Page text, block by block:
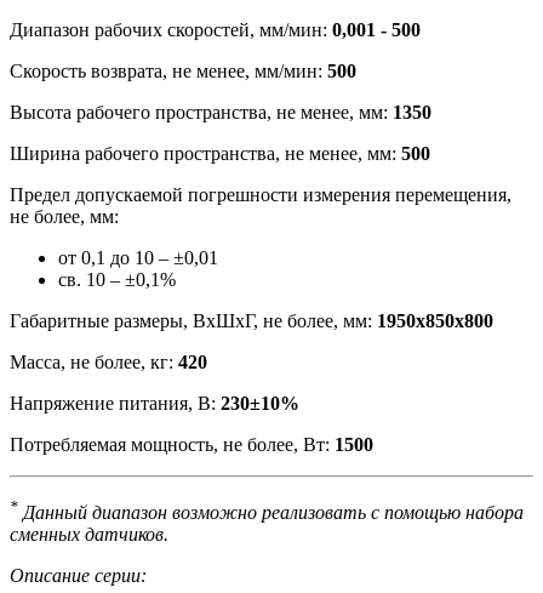
Диапазон рабочих скоростей, мм/мин: 0,001 - 500
Скорость возврата, не менее, мм/мин: 500
Высота рабочего пространства, не менее, мм: 1350
Ширина рабочего пространства, не менее, мм: 500
Предел допускаемой погрешности измерения перемещения,
не более, мм:
от 0,1 до 10 – ±0,01
св. 10 – ±0,1%
Габаритные размеры, ВхШхГ, не более, мм: 1950х850х800
Масса, не более, кг: 420
Напряжение питания, В: 230±10%
Потребляемая мощность, не более, Вт: 1500
* Данный диапазон возможно реализовать с помощью набора
сменных датчиков.
Описание серии: